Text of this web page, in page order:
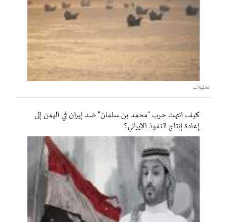
تحليلات
كيف انتهت حرب "محمد بن سلمان" ضد إيران في اليمن إلى
إعادة إنتاج النفوذ الإيراني؟